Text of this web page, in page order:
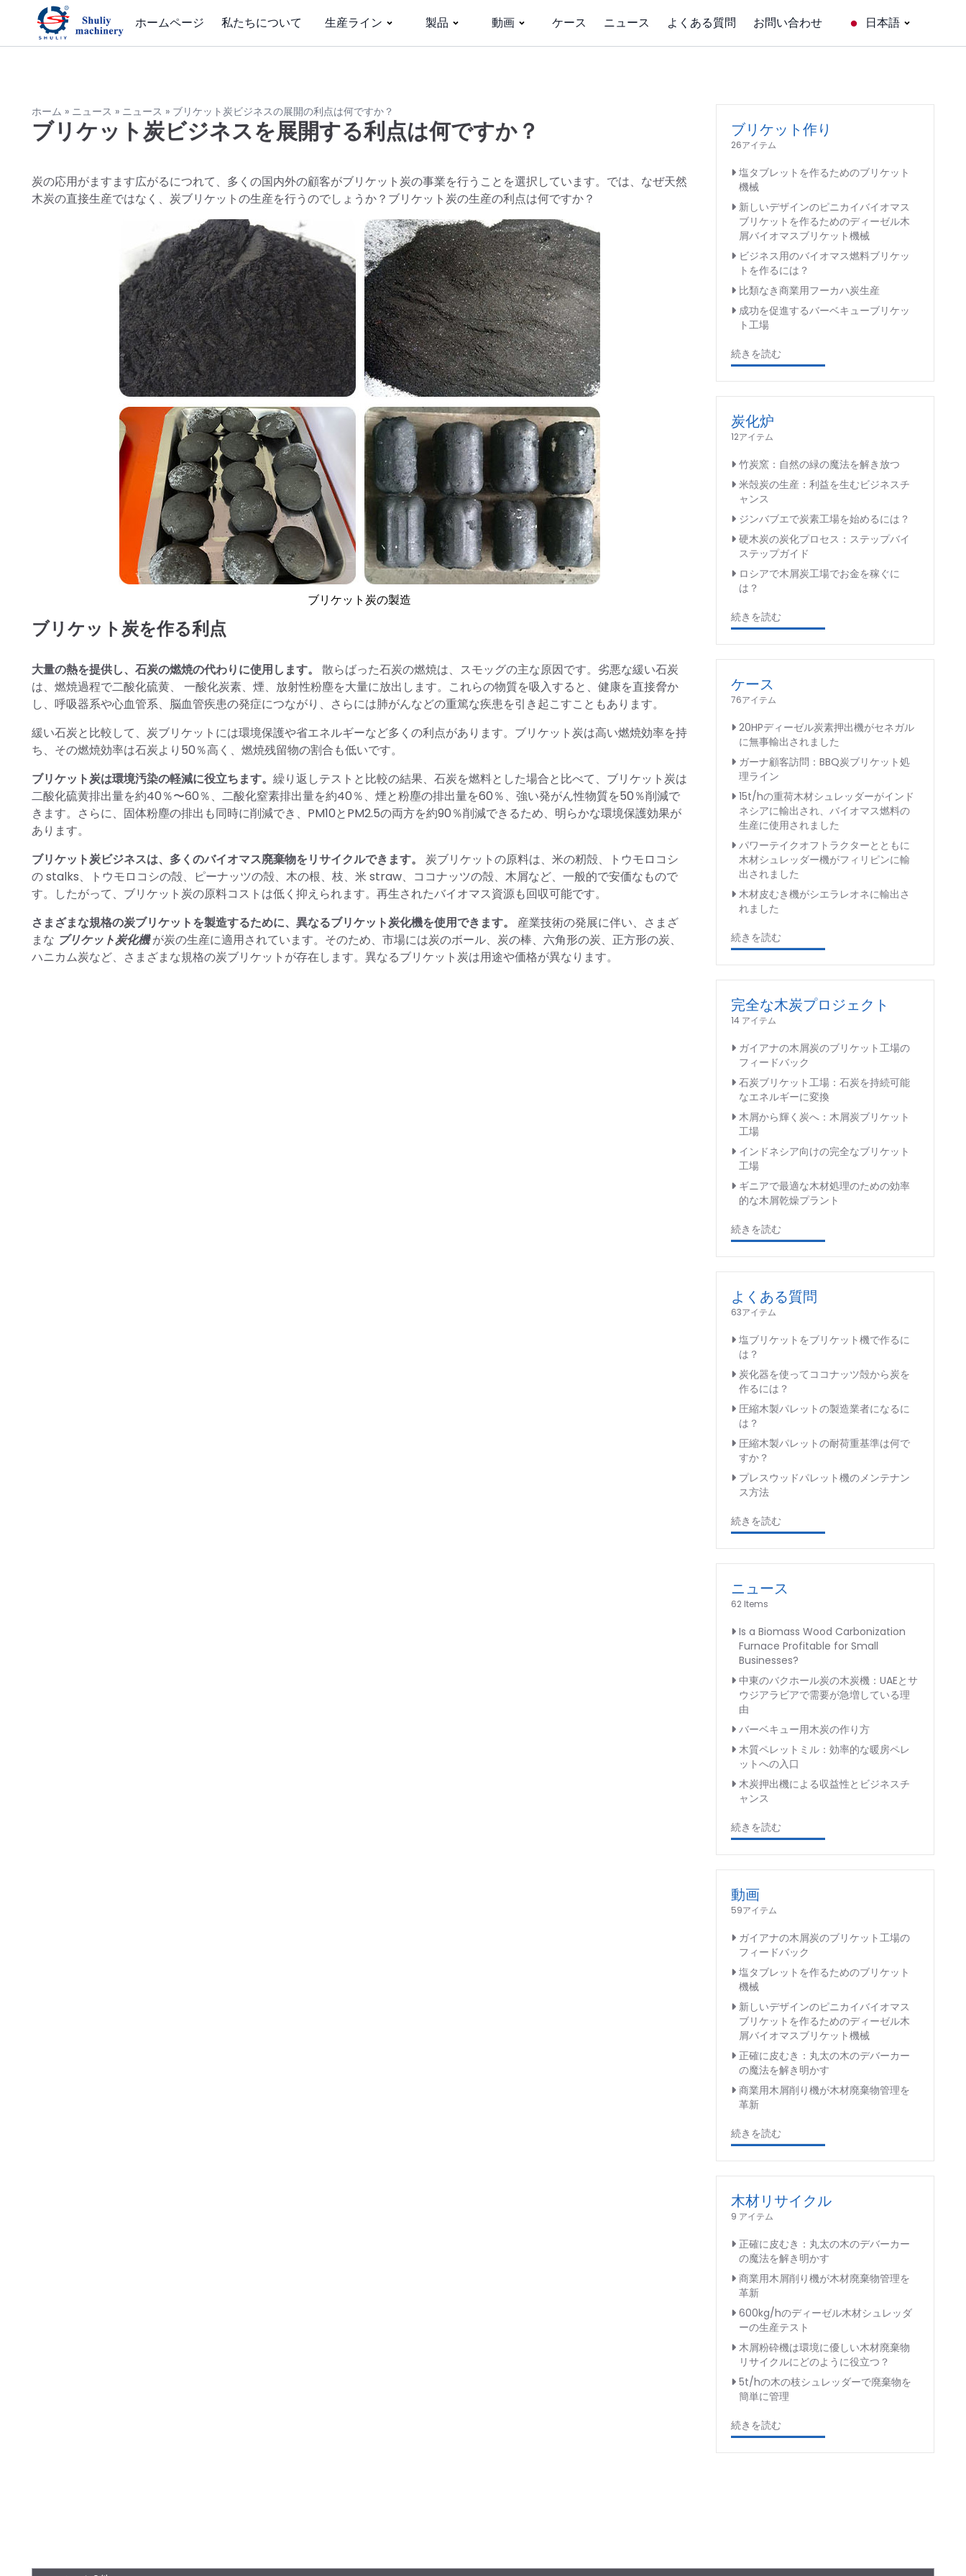
ホームページ 私たちについて 生産ライン 製品 動画 ケース ニュース よくある質問 お問い合わせ 日本語
ホーム » ニュース » ニュース » ブリケット炭ビジネスの展開の利点は何ですか？
ブリケット炭ビジネスを展開する利点は何ですか？
炭の応用がますます広がるにつれて、多くの国内外の顧客がブリケット炭の事業を行うことを選択しています。では、なぜ天然
木炭の直接生産ではなく、炭ブリケットの生産を行うのでしょうか？ブリケット炭の生産の利点は何ですか？
ブリケット炭の製造
ブリケット炭を作る利点
大量の熱を提供し、石炭の燃焼の代わりに使用します。 散らばった石炭の燃焼は、スモッグの主な原因です。劣悪な緩い石炭
は、燃焼過程で二酸化硫黄、 一酸化炭素、煙、放射性粉塵を大量に放出します。これらの物質を吸入すると、健康を直接脅か
し、呼吸器系や心血管系、脳血管疾患の発症につながり、さらには肺がんなどの重篤な疾患を引き起こすこともあります。
緩い石炭と比較して、炭ブリケットには環境保護や省エネルギーなど多くの利点があります。ブリケット炭は高い燃焼効率を持
ち、その燃焼効率は石炭より50％高く、燃焼残留物の割合も低いです。
ブリケット炭は環境汚染の軽減に役立ちます。 繰り返しテストと比較の結果、石炭を燃料とした場合と比べて、ブリケット炭は
二酸化硫黄排出量を約40％〜60％、二酸化窒素排出量を約40％、煙と粉塵の排出量を60％、強い発がん性物質を50％削減で
きます。さらに、固体粉塵の排出も同時に削減でき、PM10とPM2.5の両方を約90％削減できるため、明らかな環境保護効果が
あります。
ブリケット炭ビジネスは、多くのバイオマス廃棄物をリサイクルできます。 炭ブリケットの原料は、米の籾殻、トウモロコシ
の stalks、トウモロコシの殻、ピーナッツの殻、木の根、枝、米 straw、ココナッツの殻、木屑など、一般的で安価なもので
す。したがって、ブリケット炭の原料コストは低く抑えられます。再生されたバイオマス資源も回収可能です。
さまざまな規格の炭ブリケットを製造するために、異なるブリケット炭化機を使用できます。 産業技術の発展に伴い、さまざ
まな ブリケット炭化機が炭の生産に適用されています。そのため、市場には炭のボール、炭の棒、六角形の炭、正方形の炭、
ハニカム炭など、さまざまな規格の炭ブリケットが存在します。異なるブリケット炭は用途や価格が異なります。
ブリケット作り
26アイテム
塩タブレットを作るためのブリケット
機械
新しいデザインのピニカイバイオマス
ブリケットを作るためのディーゼル木
屑バイオマスブリケット機械
ビジネス用のバイオマス燃料ブリケッ
トを作るには？
比類なき商業用フーカハ炭生産
成功を促進するバーベキューブリケッ
ト工場
続きを読む
炭化炉
12アイテム
竹炭窯：自然の緑の魔法を解き放つ
米殻炭の生産：利益を生むビジネスチ
ャンス
ジンバブエで炭素工場を始めるには？
硬木炭の炭化プロセス：ステップバイ
ステップガイド
ロシアで木屑炭工場でお金を稼ぐに
は？
続きを読む
ケース
76アイテム
20HPディーゼル炭素押出機がセネガル
に無事輸出されました
ガーナ顧客訪問：BBQ炭ブリケット処
理ライン
15t/hの重荷木材シュレッダーがインド
ネシアに輸出され、バイオマス燃料の
生産に使用されました
パワーテイクオフトラクターとともに
木材シュレッダー機がフィリピンに輸
出されました
木材皮むき機がシエラレオネに輸出さ
れました
続きを読む
完全な木炭プロジェクト
14 アイテム
ガイアナの木屑炭のブリケット工場の
フィードバック
石炭ブリケット工場：石炭を持続可能
なエネルギーに変換
木屑から輝く炭へ：木屑炭ブリケット
工場
インドネシア向けの完全なブリケット
工場
ギニアで最適な木材処理のための効率
的な木屑乾燥プラント
続きを読む
よくある質問
63アイテム
塩ブリケットをブリケット機で作るに
は？
炭化器を使ってココナッツ殻から炭を
作るには？
圧縮木製パレットの製造業者になるに
は？
圧縮木製パレットの耐荷重基準は何で
すか？
プレスウッドパレット機のメンテナン
ス方法
続きを読む
ニュース
62 Items
Is a Biomass Wood Carbonization
Furnace Profitable for Small
Businesses?
中東のバクホール炭の木炭機：UAEとサ
ウジアラビアで需要が急増している理
由
バーベキュー用木炭の作り方
木質ペレットミル：効率的な暖房ペレ
ットへの入口
木炭押出機による収益性とビジネスチ
ャンス
続きを読む
動画
59アイテム
ガイアナの木屑炭のブリケット工場の
フィードバック
塩タブレットを作るためのブリケット
機械
新しいデザインのピニカイバイオマス
ブリケットを作るためのディーゼル木
屑バイオマスブリケット機械
正確に皮むき：丸太の木のデバーカー
の魔法を解き明かす
商業用木屑削り機が木材廃棄物管理を
革新
続きを読む
木材リサイクル
9 アイテム
正確に皮むき：丸太の木のデバーカー
の魔法を解き明かす
商業用木屑削り機が木材廃棄物管理を
革新
600kg/hのディーゼル木材シュレッダ
ーの生産テスト
木屑粉砕機は環境に優しい木材廃棄物
リサイクルにどのように役立つ？
5t/hの木の枝シュレッダーで廃棄物を
簡単に管理
続きを読む